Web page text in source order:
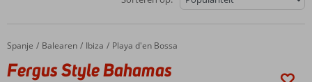
Home
Spanje Balearen Ibiza Playa d'en Bossa
Fergus Style Bahamas
Fergus Style Bahamas